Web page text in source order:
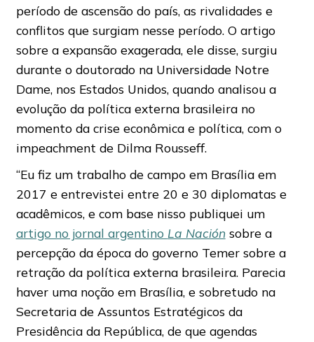
período de ascensão do país, as rivalidades e
conflitos que surgiam nesse período. O artigo
sobre a expansão exagerada, ele disse, surgiu
durante o doutorado na Universidade Notre
Dame, nos Estados Unidos, quando analisou a
evolução da política externa brasileira no
momento da crise econômica e política, com o
impeachment de Dilma Rousseff.
“Eu fiz um trabalho de campo em Brasília em
2017 e entrevistei entre 20 e 30 diplomatas e
acadêmicos, e com base nisso publiquei um
artigo no jornal argentino La Nación sobre a
percepção da época do governo Temer sobre a
retração da política externa brasileira. Parecia
haver uma noção em Brasília, e sobretudo na
Secretaria de Assuntos Estratégicos da
Presidência da República, de que agendas